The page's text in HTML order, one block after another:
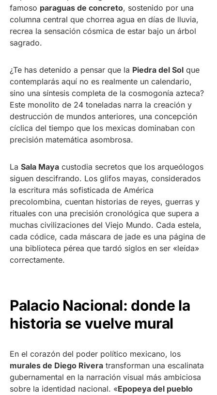
famoso paraguas de concreto, sostenido por una
columna central que chorrea agua en días de lluvia,
recrea la sensación cósmica de estar bajo un árbol
sagrado.
¿Te has detenido a pensar que la Piedra del Sol que
contemplarás aquí no es realmente un calendario,
sino una síntesis completa de la cosmogonía azteca?
Este monolito de 24 toneladas narra la creación y
destrucción de mundos anteriores, una concepción
cíclica del tiempo que los mexicas dominaban con
precisión matemática asombrosa.
La Sala Maya custodia secretos que los arqueólogos
siguen descifrando. Los glifos mayas, considerados
la escritura más sofisticada de América
precolombina, cuentan historias de reyes, guerras y
rituales con una precisión cronológica que supera a
muchas civilizaciones del Viejo Mundo. Cada estela,
cada códice, cada máscara de jade es una página de
una biblioteca pérea que tardó siglos en ser «leída»
correctamente.
Palacio Nacional: donde la
historia se vuelve mural
En el corazón del poder político mexicano, los
murales de Diego Rivera transforman una escalinata
gubernamental en la narración visual más ambiciosa
sobre la identidad nacional. «Epopeya del pueblo